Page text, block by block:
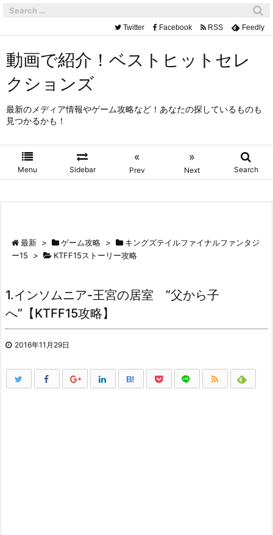
動画で紹介！ベストヒットセレ
クションズ
最新のメディア情報やゲーム攻略など！あなたの探しているものも
見つかるかも！
Menu Sidebar
«
Prev
»
Next Search
Twitter Facebook RSS Feedly
最新 > ゲーム攻略 >
キングズテイルファイナルファンタジ
ー15
> KTFF15ストーリー攻略
1.インソムニア-王宮の居室 ”父から子
へ”【KTFF15攻略】
2016年11月29日
B!